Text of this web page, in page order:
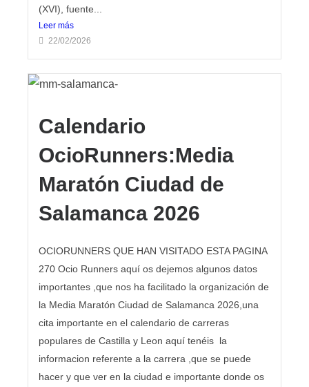
(XVI), fuente...
Leer más
22/02/2026
Calendario
OcioRunners:Media
Maratón Ciudad de
Salamanca 2026
OCIORUNNERS QUE HAN VISITADO ESTA PAGINA
270 Ocio Runners aquí os dejemos algunos datos
importantes ,que nos ha facilitado la organización de
la Media Maratón Ciudad de Salamanca 2026,una
cita importante en el calendario de carreras
populares de Castilla y Leon aquí tenéis la
informacion referente a la carrera ,que se puede
hacer y que ver en la ciudad e importante donde os